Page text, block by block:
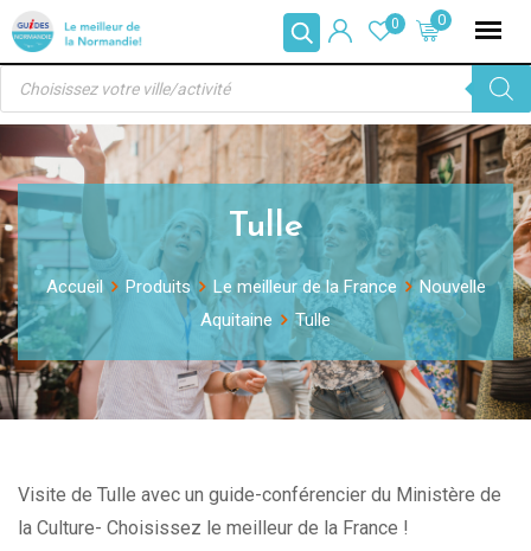
Skip
to
content
0
0
Recherche
produits
Tulle
Accueil Produits Le meilleur de la France
Nouvelle
Aquitaine
Tulle
Visite de Tulle avec un guide-conférencier du Ministère de
la Culture- Choisissez le meilleur de la France !